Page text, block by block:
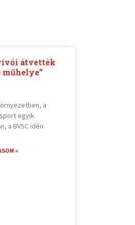
átvették
műhelye”
a
egyik
a BVSC idén
»